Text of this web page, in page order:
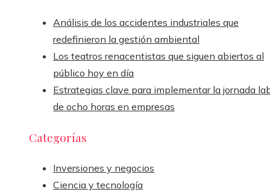
Análisis de los accidentes industriales que
redefinieron la gestión ambiental
Los teatros renacentistas que siguen abiertos al
público hoy en día
Estrategias clave para implementar la jornada
de ocho horas en empresas
Categorías
Inversiones y negocios
Ciencia y tecnología